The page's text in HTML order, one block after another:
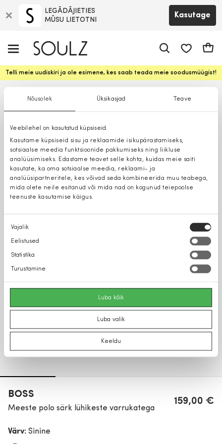
Nõusolek Üksikasjad Teave
Veebilehel on kasutatud küpsiseid.
Kasutame küpsiseid sisu ja reklaamide isikupärastamiseks,
sotsiaalse meedia funktsioonide pakkumiseks ning liikluse
analüüsimiseks. Edastame teavet selle kohta, kuidas meie saiti
kasutate, ka oma sotsiaalse meedia, reklaami- ja
analüüsipartneritele, kes võivad seda kombineerida muu teabega,
mida olete neile esitanud või mida nad on kogunud teiepoolse
teenuste kasutamise käigus.
Nõusoleku
valik
Vajalik
Eelistused
Statistika
Turustamine
Luba kõik
Luba valik
Keeldu
LEGĀDĀJIETIES
MŪSU LIETOTNI
Kasutage
Telli meie uudiskiri ja ole esimene, kes saab teada meie soodusmüügist!
BOSS
Meeste polo särk lühikeste varrukatega
159,00 €
Värv: Sinine